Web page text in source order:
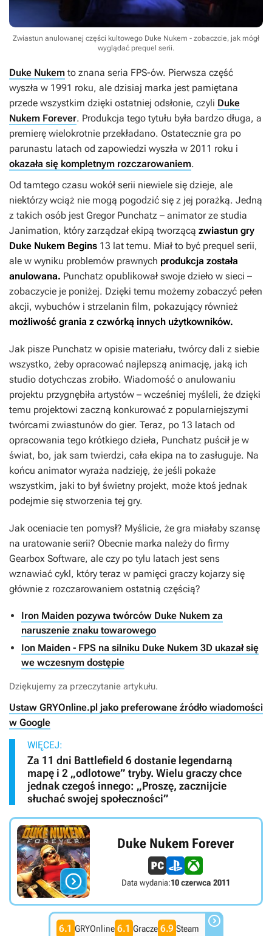
Zwiastun anulowanej części kultowego Duke Nukem - zobaczcie, jak mógł
wyglądać prequel serii.
Duke Nukem to znana seria FPS-ów. Pierwsza część
wyszła w 1991 roku, ale dzisiaj marka jest pamiętana
przede wszystkim dzięki ostatniej odsłonie, czyli Duke
Nukem Forever. Produkcja tego tytułu była bardzo długa, a
premierę wielokrotnie przekładano. Ostatecznie gra po
parunastu latach od zapowiedzi wyszła w 2011 roku i
okazała się kompletnym rozczarowaniem.
Od tamtego czasu wokół serii niewiele się dzieje, ale
niektórzy wciąż nie mogą pogodzić się z jej porażką. Jedną
z takich osób jest Gregor Punchatz – animator ze studia
Janimation, który zarządzał ekipą tworzącą zwiastun gry
Duke Nukem Begins 13 lat temu. Miał to być prequel serii,
ale w wyniku problemów prawnych produkcja została
anulowana. Punchatz opublikował swoje dzieło w sieci –
zobaczycie je poniżej. Dzięki temu możemy zobaczyć pełen
akcji, wybuchów i strzelanin film, pokazujący również
możliwość grania z czwórką innych użytkowników.
Jak pisze Punchatz w opisie materiału, twórcy dali z siebie
wszystko, żeby opracować najlepszą animację, jaką ich
studio dotychczas zrobiło. Wiadomość o anulowaniu
projektu przygnębiła artystów – wcześniej myśleli, że dzięki
temu projektowi zaczną konkurować z popularniejszymi
twórcami zwiastunów do gier. Teraz, po 13 latach od
opracowania tego krótkiego dzieła, Punchatz puścił je w
świat, bo, jak sam twierdzi, cała ekipa na to zasługuje. Na
końcu animator wyraża nadzieję, że jeśli pokaże
wszystkim, jaki to był świetny projekt, może ktoś jednak
podejmie się stworzenia tej gry.
Jak oceniacie ten pomysł? Myślicie, że gra miałaby szansę
na uratowanie serii? Obecnie marka należy do firmy
Gearbox Software, ale czy po tylu latach jest sens
wznawiać cykl, który teraz w pamięci graczy kojarzy się
głównie z rozczarowaniem ostatnią częścią?
Iron Maiden pozywa twórców Duke Nukem za
naruszenie znaku towarowego
Ion Maiden - FPS na silniku Duke Nukem 3D ukazał się
we wczesnym dostępie
Dziękujemy za przeczytanie artykułu.
Ustaw GRYOnline.pl jako preferowane źródło wiadomości
w Google
WIĘCEJ:
Za 11 dni Battlefield 6 dostanie legendarną
mapę i 2 „odlotowe” tryby. Wielu graczy chce
jednak czegoś innego: „Proszę, zacznijcie
słuchać swojej społeczności”

Duke Nukem Forever
Data wydania:10 czerwca 2011
6.1 GRYOnline 6.1 Gracze 6.9 Steam 